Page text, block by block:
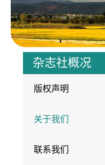
杂志社概况
版权声明
关于我们
联系我们